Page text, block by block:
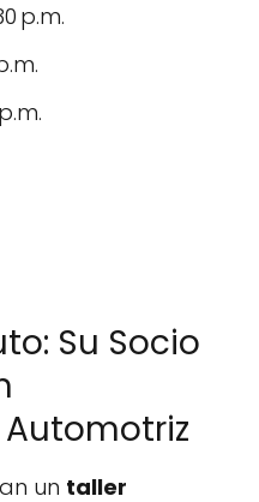
p.m.
Su Socio
un taller